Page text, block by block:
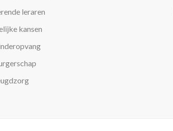
leraren
kansen